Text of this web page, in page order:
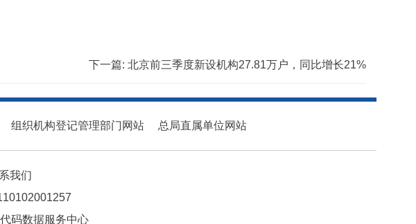
下一篇: 北京前三季度新设机构27.81万户，同比增长21%
组织机构登记管理部门网站 总局直属单位网站
我们
码数据服务中心